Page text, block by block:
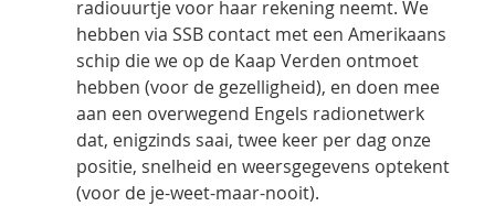
radiouurtje voor haar rekening neemt. We
hebben via SSB contact met een Amerikaans
schip die we op de Kaap Verden ontmoet
hebben (voor de gezelligheid), en doen mee
aan een overwegend Engels radionetwerk
dat, enigzinds saai, twee keer per dag onze
positie, snelheid en weersgegevens optekent
(voor de je-weet-maar-nooit).